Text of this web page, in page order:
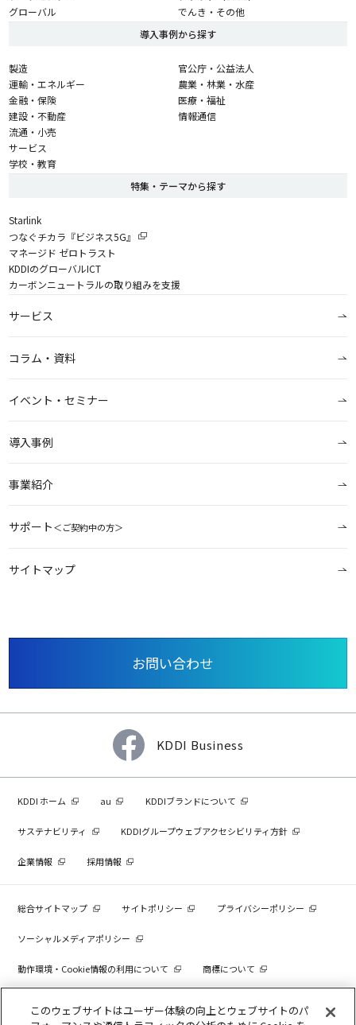
グローバル
でんき・その他
導入事例から探す
製造
運輸・エネルギー
金融・保険
建設・不動産
流通・小売
サービス
学校・教育
官公庁・公益法人
農業・林業・水産
医療・福祉
情報通信
特集・テーマから探す
Starlink
つなぐチカラ『ビジネス5G』
マネージド ゼロトラスト
KDDIのグローバルICT
カーボンニュートラルの取り組みを支援
サービス
コラム・資料
イベント・セミナー
導入事例
事業紹介
サポート＜ご契約中の方＞
サイトマップ
お問い合わせ
KDDI Business
KDDI ホーム au KDDIブランドについて
サステナビリティ KDDIグループウェブアクセシビリティ方針
企業情報 採用情報
総合サイトマップ サイトポリシー プライバシーポリシー
ソーシャルメディアポリシー
動作環境・Cookie情報の利用について 商標について
このウェブサイトはユーザー体験の向上とウェブサイトのパ